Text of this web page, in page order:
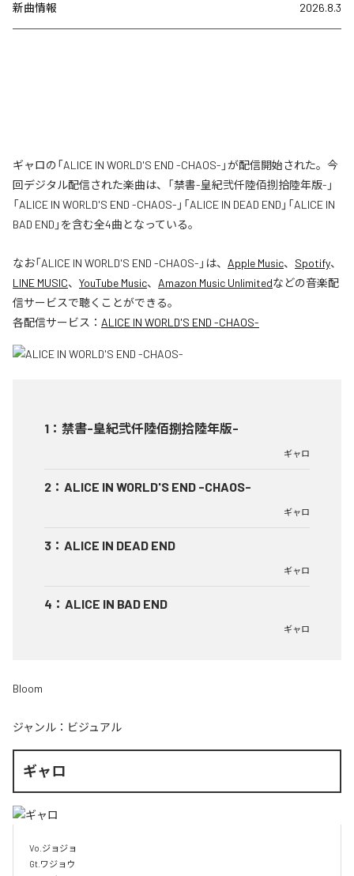
新曲情報 2026.8.3
ギャロの「ALICE IN WORLD'S END -CHAOS-」が配信開始された。今
回デジタル配信された楽曲は、「禁書-皇紀弐仟陸佰捌拾陸年版-」
「ALICE IN WORLD'S END -CHAOS-」「ALICE IN DEAD END」「ALICE IN
BAD END」を含む全4曲となっている。
なお「ALICE IN WORLD'S END -CHAOS- 」は、 Apple Music、 Spotify、
LINE MUSIC、 YouTube Music、 Amazon Music Unlimitedなどの音楽配
信サービスで聴くことができる。
各配信サービス： ALICE IN WORLD'S END -CHAOS-
1 ： 禁書-皇紀弐仟陸佰捌拾陸年版-
ギャロ
2 ： ALICE IN WORLD'S END -CHAOS-
ギャロ
3 ： ALICE IN DEAD END
ギャロ
4 ： ALICE IN BAD END
ギャロ
Bloom
ジャンル： ビジュアル
ギャロ
Vo.ジョジョ
Gt.ワジョウ